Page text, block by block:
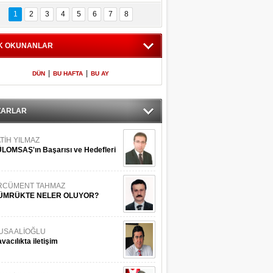
İstanbul
Adaları
600 milletvekilinin
listesi
1 2 3 4 5 6 7 8
OKUNANLAR
DÜN BU HAFTA BU AY
YILMAZ
Başarısı ve Hedefleri
TAHMAZ
NELER OLUYOR?
ALİOĞLU
iletişim